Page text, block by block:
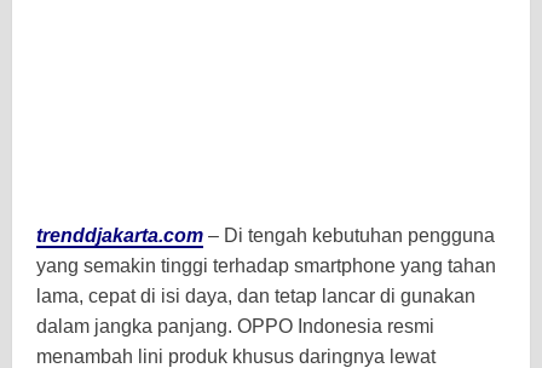
trenddjakarta.com – Di tengah kebutuhan pengguna
yang semakin tinggi terhadap smartphone yang tahan
lama, cepat di isi daya, dan tetap lancar di gunakan
dalam jangka panjang. OPPO Indonesia resmi
menambah lini produk khusus daringnya lewat